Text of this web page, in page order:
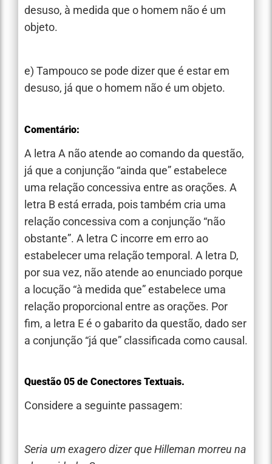
desuso, à medida que o homem não é um
objeto.
e) Tampouco se pode dizer que é estar em
desuso, já que o homem não é um objeto.
Comentário:
A letra A não atende ao comando da questão,
já que a conjunção “ainda que” estabelece
uma relação concessiva entre as orações. A
letra B está errada, pois também cria uma
relação concessiva com a conjunção “não
obstante”. A letra C incorre em erro ao
estabelecer uma relação temporal. A letra D,
por sua vez, não atende ao enunciado porque
a locução “à medida que” estabelece uma
relação proporcional entre as orações. Por
fim, a letra E é o gabarito da questão, dado ser
a conjunção “já que” classificada como causal.
Questão 05 de Conectores Textuais.
Considere a seguinte passagem:
Seria um exagero dizer que Hilleman morreu na